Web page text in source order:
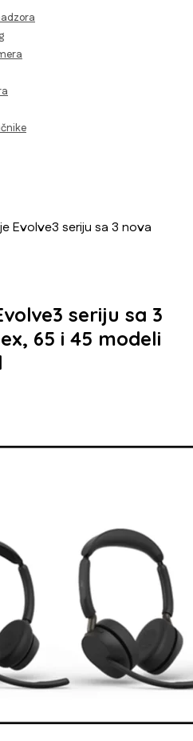
Evolve3 seriju sa 3 nova
seriju sa 3
65 i 45 modeli